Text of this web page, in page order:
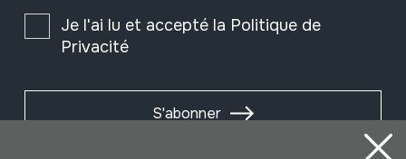
Je l'ai lu et accepté la Politique de
Privacité
S'abonner